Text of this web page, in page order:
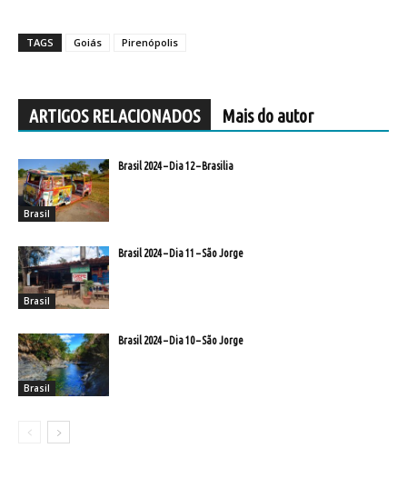
TAGS Goiás Pirenópolis
ARTIGOS RELACIONADOS Mais do autor
Brasil
Brasil 2024 – Dia 12 – Brasilia
Brasil
Brasil 2024 – Dia 11 – São Jorge
Brasil
Brasil 2024 – Dia 10 – São Jorge